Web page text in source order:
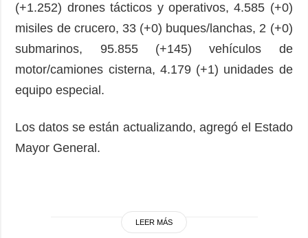
(+1.252) drones tácticos y operativos, 4.585 (+0)
misiles de crucero, 33 (+0) buques/lanchas, 2 (+0)
submarinos, 95.855 (+145) vehículos de
motor/camiones cisterna, 4.179 (+1) unidades de
equipo especial.
Los datos se están actualizando, agregó el Estado
Mayor General.
LEER MÁS